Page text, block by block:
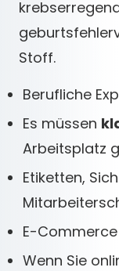
Stoff.
Berufliche
Es müssen
Arbeitsplatz
Etiketten,
E-
Wenn Sie